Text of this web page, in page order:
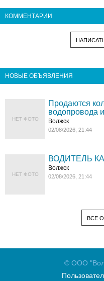
КОММЕНТАРИИ
НОВЫЕ ОБЪЯВЛЕНИЯ
НЕТ ФОТО
Продаются
водопровода
Волжск
02/08/2026, 21:44
НЕТ ФОТО
ВОДИТЕЛЬ
Волжск
02/08/2026, 21:44
ВСЕ
© ООО